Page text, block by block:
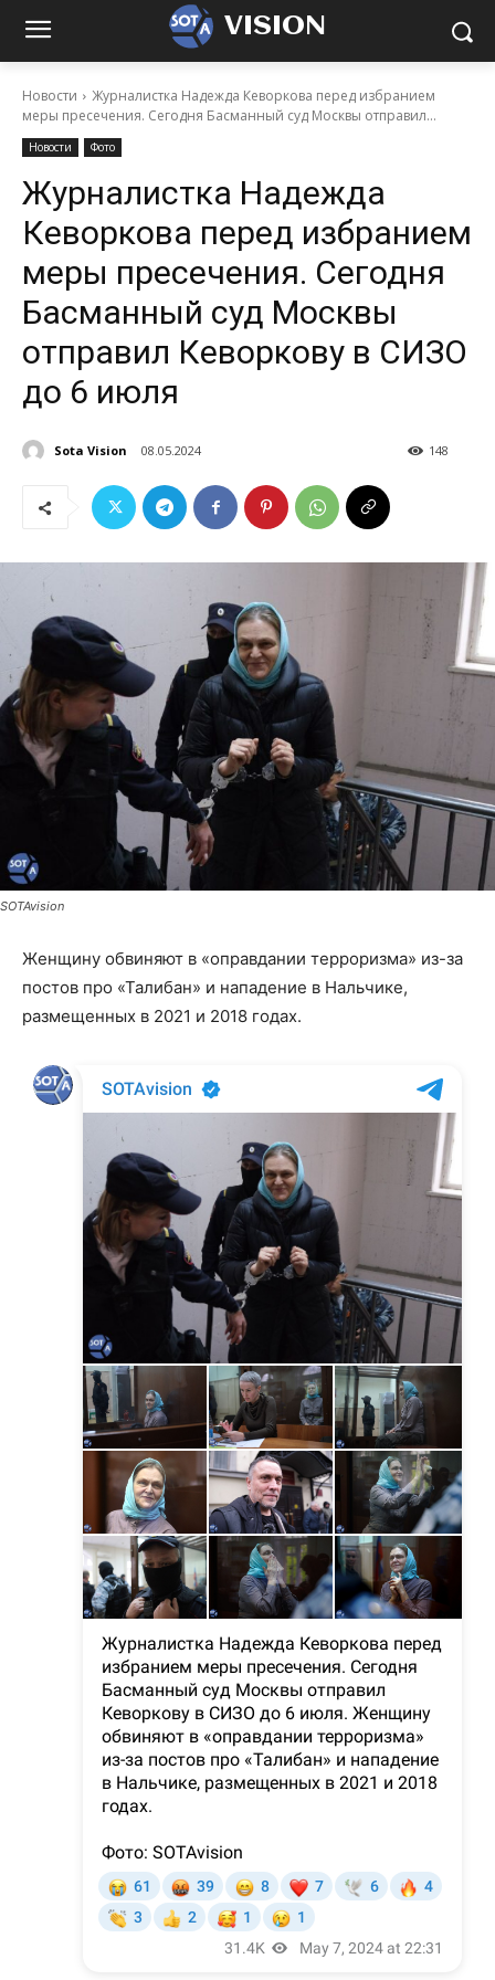
VISION
Новости
Журналистка Надежда Кеворкова перед избранием
меры пресечения. Сегодня Басманный суд Москвы отправил...
Новости Фото
Журналистка Надежда
Кеворкова перед избранием
меры пресечения. Сегодня
Басманный суд Москвы
отправил Кеворкову в СИЗО
до 6 июля
Sota Vision 08.05.2024 148
SOTAvision
Женщину обвиняют в «оправдании терроризма» из-за
постов про «Талибан» и нападение в Нальчике,
размещенных в 2021 и 2018 годах.